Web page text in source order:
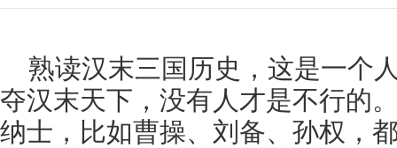
熟读汉末三国历史，这是一个
夺汉末天下，没有人才是不行的
纳士，比如曹操、刘备、孙权，